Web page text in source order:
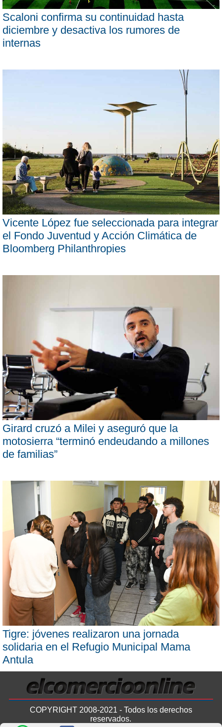
Scaloni confirma su continuidad hasta
diciembre y desactiva los rumores de
internas
Vicente López fue seleccionada para integrar
el Fondo Juventud y Acción Climática de
Bloomberg Philanthropies
Girard cruzó a Milei y aseguró que la
motosierra “terminó endeudando a millones
de familias”
Tigre: jóvenes realizaron una jornada
solidaria en el Refugio Municipal Mama
Antula
COPYRIGHT 2008-2021 - Todos los derechos
reservados.